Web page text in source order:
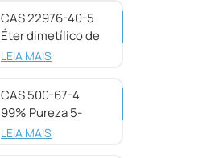
CAS 22976-40-5
Éter dimetílico de
olivetol, 98%
LEIA MAIS
CAS 500-67-4
99% Pureza 5-
Heptilresorcinol
LEIA MAIS